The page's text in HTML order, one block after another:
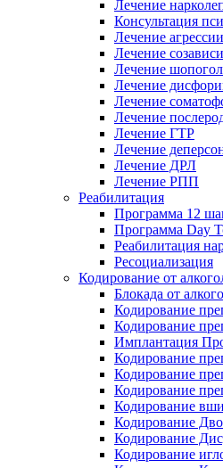
Лечение
Консультация
Лечение агрессии
Лечение
Лечение
Лечение
Лечение
Лечение
Лечение ГТР
Лечение
Лечение ДРЛ
Лечение РПП
Реабилитация
Программа 12
Программа Day
Реабилитация
Ресоциализация
Кодирование от
Блокада от
Кодирование
Кодирование
Имплантация
Кодирование
Кодирование
Кодирование
Кодирование
Кодирование
Кодирование
Кодирование